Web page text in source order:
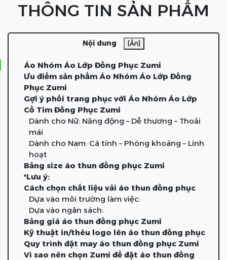
THÔNG TIN SẢN PHẨM
Nội dung [Ẩn]
Áo Nhóm Áo Lớp Đồng Phục Zumi
Ưu điểm sản phẩm Áo Nhóm Áo Lớp Đồng
Phục Zumi
Gợi ý phối trang phục với Áo Nhóm Áo Lớp
Cổ Tim Đồng Phục Zumi
Dành cho Nữ: Năng động – Dễ thương – Thoải
mái
Dành cho Nam: Cá tính – Phóng khoáng – Linh
hoạt
Bảng size áo thun đồng phục Zumi
*Lưu ý:
Cách chọn chất liệu vải áo thun đồng phục
Dựa vào môi trường làm việc:
Dựa vào ngân sách:
Bảng giá áo thun đồng phục Zumi
Kỹ thuật in/thêu logo lên áo thun đồng phục
Quy trình đặt may áo thun đồng phục Zumi
Vì sao nên chọn Zumi để đặt áo thun đồng